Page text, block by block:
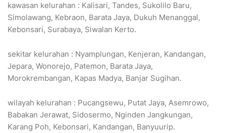
kawasan kelurahan : Kalisari, Tandes, Sukolilo Baru,
Simolawang, Kebraon, Barata Jaya, Dukuh Menanggal,
Kebonsari, Surabaya, Siwalan Kerto.
sekitar kelurahan : Nyamplungan, Kenjeran, Kandangan,
Jepara, Wonorejo, Patemon, Barata Jaya,
Morokrembangan, Kapas Madya, Banjar Sugihan.
wilayah kelurahan : Pucangsewu, Putat Jaya, Asemrowo,
Babakan Jerawat, Sidosermo, Nginden Jangkungan,
Karang Poh, Kebonsari, Kandangan, Banyuurip.